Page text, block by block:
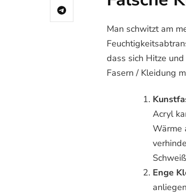
Man schwitzt am
dass sich Hitze
Fasern / Kleidung
Acryl
Wärme
Enge